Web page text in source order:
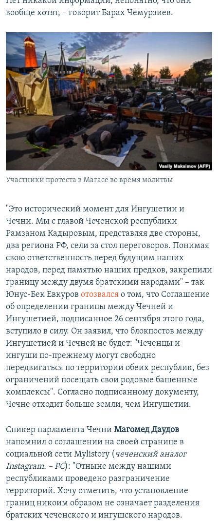
вообще хотят, – говорит Барах Чемурзиев.
Участники протеста в Магасе во время молитвы
"Это исторический момент для Ингушетии и
Чечни. Мы с главой Чеченской республики
Рамзаном Кадыровым, представляя две стороны,
два региона РФ, сели за стол переговоров. Понимая
свою ответственность перед будущим наших
народов, перед памятью наших предков, закрепили
границу между двумя братскими народами" – так
Юнус-Бек Евкуров отозвался о том, что Соглашение
об определении границы между Чечней и
Ингушетией, подписанное 26 сентября этого года,
вступило в силу. Он заявил, что блокпостов между
Ингушетией и Чечней не будет: "Чеченцы и
ингуши по-прежнему могут свободно
передвигаться по территории обеих республик, без
ограничений посещать свои родовые башенные
комплексы". Согласно подписанному документу,
Чечне отходит больше земли, чем Ингушетии.
Спикер парламента Чечни Магомед Даудов
напомнил о соглашении на своей странице в
социальной сети Mylistory ( чеченский аналог
Instagram. – РС): "Отныне между нашими
республиками проведено разграничение
территорий. Хочу отметить, что установление
границ никоим образом не означает разделения
братских чеченского и ингушского народов.